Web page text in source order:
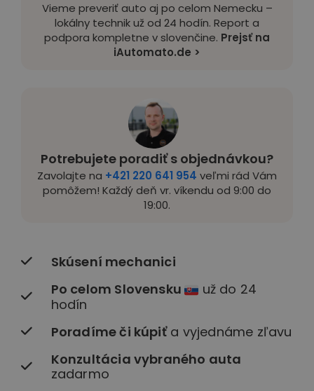
Potrebujete poradiť s objednávkou?
Zavolajte na +421 220 641 954 veľmi rád Vám
pomôžem! Každý deň vr. víkendu od 9:00 do
19:00.
Skúsení mechanici
Po celom Slovensku
už do 24
hodín
Poradíme či kúpiťa vyjednáme zľavu
Konzultácia vybraného auta
zadarmo
Vieme preveriť auto aj po celom Nemecku –
lokálny technik už od 24 hodín. Report a
podpora kompletne v slovenčine. Prejsť na
iAutomato.de >